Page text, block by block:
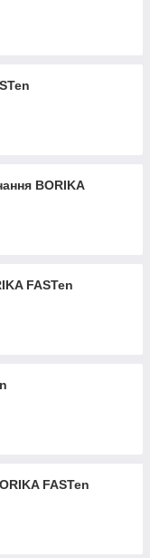
BORIKA
FASTen
FASTen